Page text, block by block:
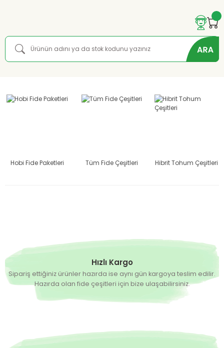
Hobi Fide Paketleri Tüm Fide Çeşitleri Hibrit Tohum Çeşitleri
Hızlı Kargo
Sipariş ettiğiniz ürünler hazırda ise aynı gün kargoya teslim edilir.
Hazırda olan fide çeşitleri için bize ulaşabilirsiniz.